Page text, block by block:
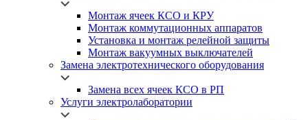
Монтаж ячеек КСО и КРУ
Монтаж коммутационных аппаратов
Установка и монтаж релейной защиты
Монтаж вакуумных выключателей
Замена электротехнического оборудования
Замена всех ячеек КСО в РП
Услуги электролаборатории